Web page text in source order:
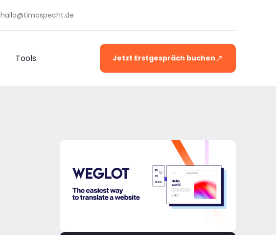
hallo@timospecht.de
Tools Jetzt Erstgespräch buchen